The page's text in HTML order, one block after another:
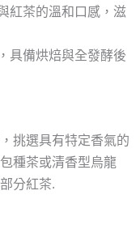
紅茶的溫和口感，滋
具備烘焙與全發酵後
挑選具有特定香氣的
種茶或清香型烏龍
分紅茶.